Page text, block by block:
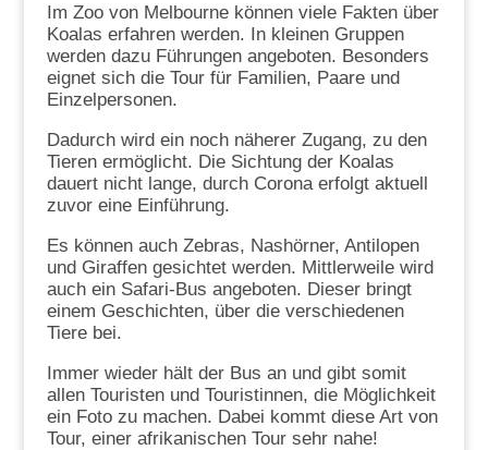
Im Zoo von Melbourne können viele Fakten über
Koalas erfahren werden. In kleinen Gruppen
werden dazu Führungen angeboten. Besonders
eignet sich die Tour für Familien, Paare und
Einzelpersonen.
Dadurch wird ein noch näherer Zugang, zu den
Tieren ermöglicht. Die Sichtung der Koalas
dauert nicht lange, durch Corona erfolgt aktuell
zuvor eine Einführung.
Es können auch Zebras, Nashörner, Antilopen
und Giraffen gesichtet werden. Mittlerweile wird
auch ein Safari-Bus angeboten. Dieser bringt
einem Geschichten, über die verschiedenen
Tiere bei.
Immer wieder hält der Bus an und gibt somit
allen Touristen und Touristinnen, die Möglichkeit
ein Foto zu machen. Dabei kommt diese Art von
Tour, einer afrikanischen Tour sehr nahe!